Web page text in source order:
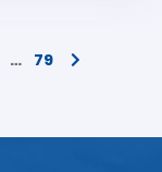
… 79